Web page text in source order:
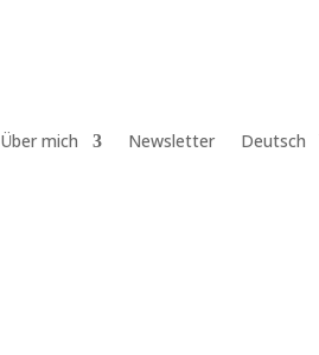
Über mich Newsletter Deutsch